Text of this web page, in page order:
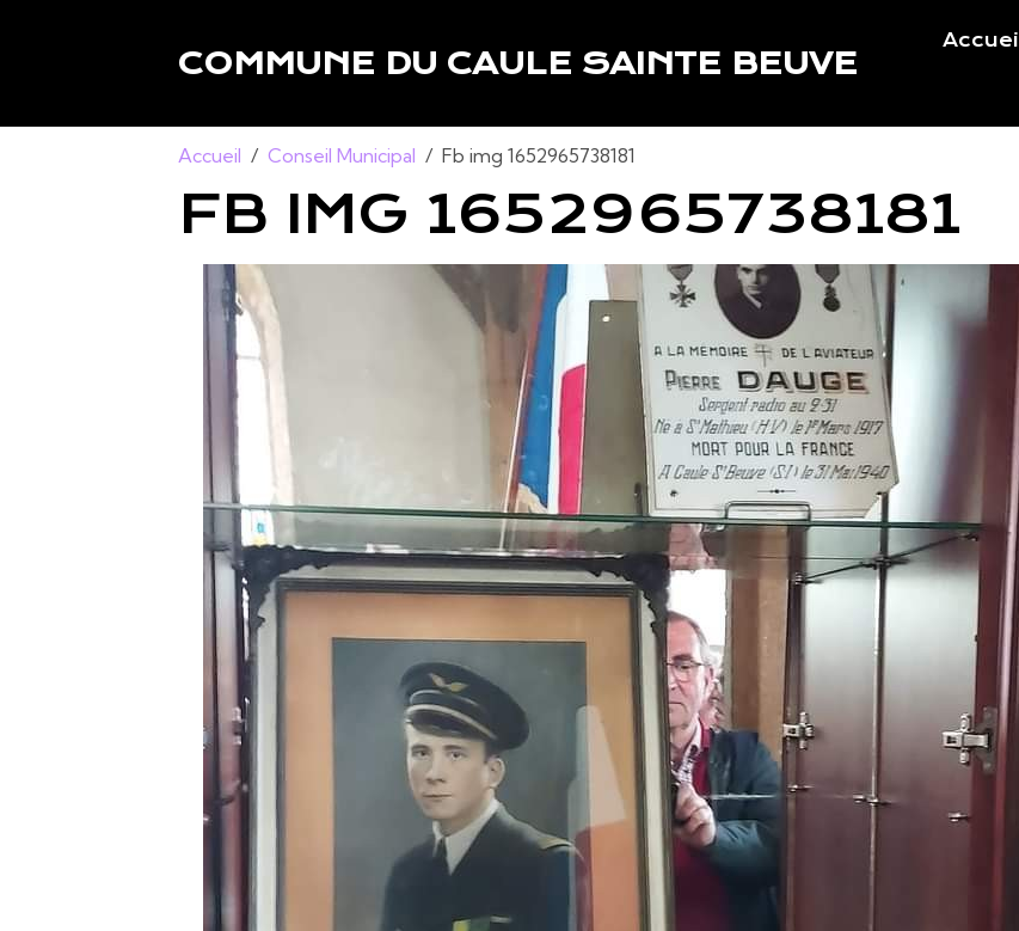
COMMUNE DU CAULE SAINTE BEUVE
Accueil
Accueil Conseil Municipal Fb img 1652965738181
FB IMG 1652965738181